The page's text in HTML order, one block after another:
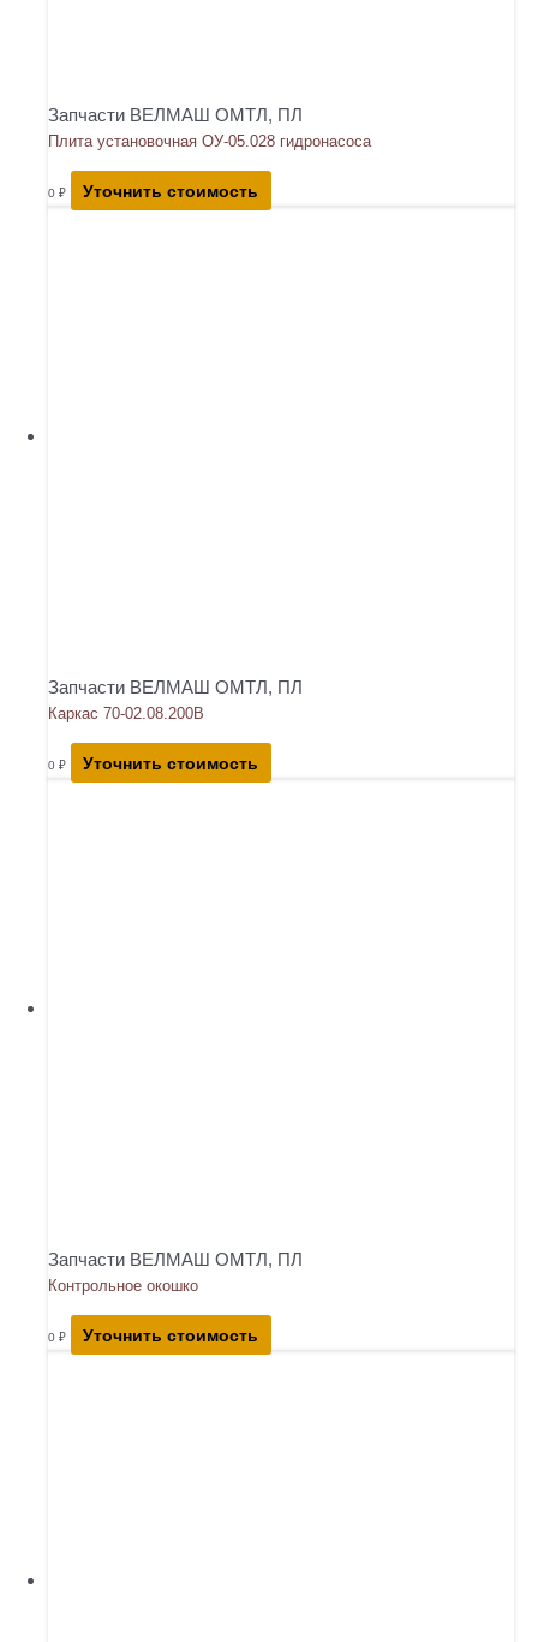
Запчасти ВЕЛМАШ ОМТЛ, ПЛ
Плита установочная ОУ-05.028 гидронасоса
0 ₽ Уточнить стоимость
Запчасти ВЕЛМАШ ОМТЛ, ПЛ
Каркас 70-02.08.200В
0 ₽ Уточнить стоимость
Запчасти ВЕЛМАШ ОМТЛ, ПЛ
Контрольное окошко
0 ₽ Уточнить стоимость